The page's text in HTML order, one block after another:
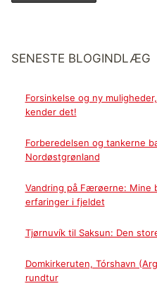
SENESTE BLOGINDLÆG
Forsinkelse og ny
kender det!
Forberedelsen og tankerne
Nordøstgrønland
Vandring på Færøerne:
erfaringer i fjeldet
Tjørnuvík til Saksun: Den
Domkirkeruten, Tórshavn
rundtur